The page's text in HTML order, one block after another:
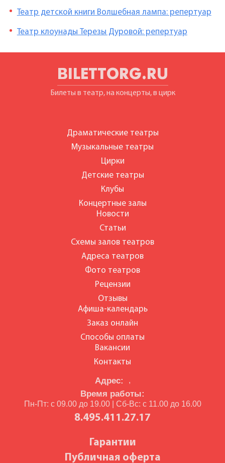
Театр детской книги Волшебная лампа: репертуар
Театр клоунады Терезы Дуровой: репертуар
BILETTORG.RU
Билеты в театр, на концерты, в цирк
Адрес: ,
Время работы:
Пн-Пт: с 09.00 до 19.00 | Сб-Вс: с 11.00 до 16.00
8.495.411.27.17
Гарантии
Публичная оферта
Драматические театры
Музыкальные театры
Цирки
Детские театры
Клубы
Концертные залы
Новости
Статьи
Схемы залов театров
Адреса театров
Фото театров
Рецензии
Отзывы
Афиша-календарь
Заказ онлайн
Способы оплаты
Вакансии
Контакты